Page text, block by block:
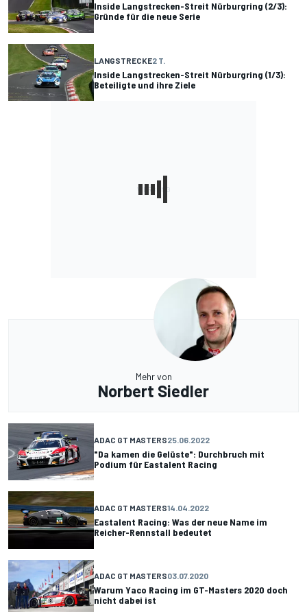
Inside Langstrecken-Streit Nürburgring (2/3):
Gründe für die neue Serie
LANGSTRECKE2 T.
Inside Langstrecken-Streit Nürburgring (1/3):
Beteiligte und ihre Ziele
Mehr von
Norbert Siedler
ADAC GT MASTERS25.06.2022
"Da kamen die Gelüste": Durchbruch mit
Podium für Eastalent Racing
ADAC GT MASTERS14.04.2022
Eastalent Racing: Was der neue Name im
Reicher-Rennstall bedeutet
ADAC GT MASTERS03.07.2020
Warum Yaco Racing im GT-Masters 2020 doch
nicht dabei ist